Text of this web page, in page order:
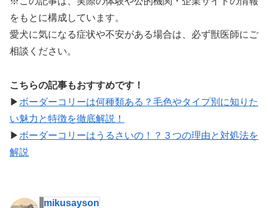
をもとに構成しています。
愛犬に気になる症状や不安がある場合は、必ず獣医師にご
相談ください。
こちらの記事もおすすめです！
▶︎ ボーダーコリーは何種類ある？毛色やタイプ別に知りた
い魅力と特徴を徹底解説！
▶︎ ボーダーコリーはうるさいの！？３つの理由と対処法を
解説
mikusayson